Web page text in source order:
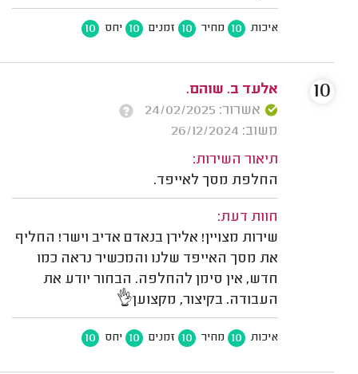
איכות 10 מחיר 10 זמנים 10 יחס 10
אלעד ב. שוהם.
אשרור: 24/02/2025
משוב: 26/12/2024
תיאור השירות:
החלפת מסך לאייפד.
חוות דעת:
שירות מצויין! אלירן בנאדם אדיב וישר! החליף
את מסך האייפד שלנו והמכשיר נראה כמו
חדש, אין סימן להחלפה. הבחור יודע את
העבודה. בקיצור, מקצוען👌
איכות 10 מחיר 10 זמנים 10 יחס 10
10